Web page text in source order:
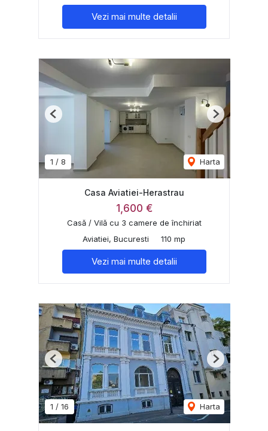
Vezi mai multe detalii
1 / 8 Harta
Previous Next
Casa Aviatiei-Herastrau
1,600 €
Casă / Vilă cu 3 camere de închiriat
Aviatiei, Bucuresti
110 mp
Vezi mai multe detalii
1 / 16 Harta
Previous Next